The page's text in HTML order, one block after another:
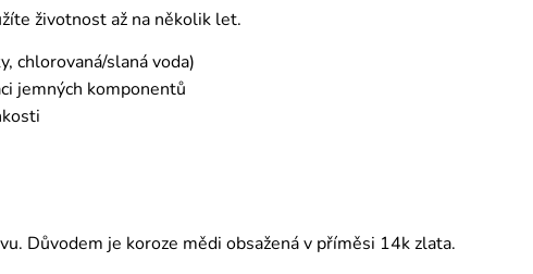
životnost až na několik let.
chlorovaná/slaná voda)
jemných komponentů
Důvodem je koroze mědi obsažená v příměsi 14k zlata.